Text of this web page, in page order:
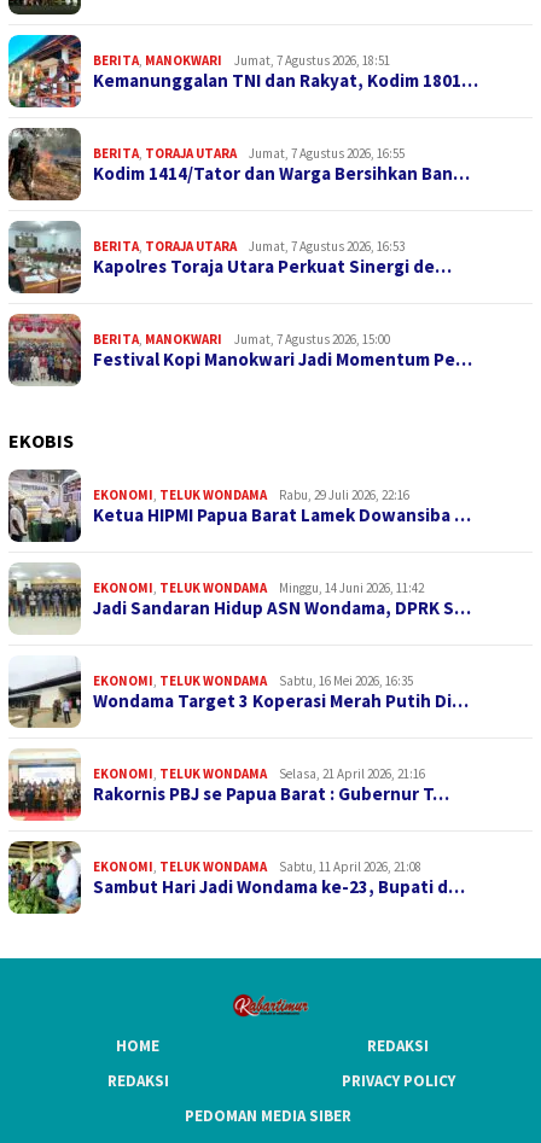
BERITA, MANOKWARI Jumat, 7 Agustus 2026, 18:51
Kemanunggalan TNI dan Rakyat, Kodim 1801…
BERITA, TORAJA UTARA Jumat, 7 Agustus 2026, 16:55
Kodim 1414/Tator dan Warga Bersihkan Ban…
BERITA, TORAJA UTARA Jumat, 7 Agustus 2026, 16:53
Kapolres Toraja Utara Perkuat Sinergi de…
BERITA, MANOKWARI Jumat, 7 Agustus 2026, 15:00
Festival Kopi Manokwari Jadi Momentum Pe…
EKOBIS
EKONOMI, TELUK WONDAMA Rabu, 29 Juli 2026, 22:16
Ketua HIPMI Papua Barat Lamek Dowansiba …
EKONOMI, TELUK WONDAMA Minggu, 14 Juni 2026, 11:42
Jadi Sandaran Hidup ASN Wondama, DPRK S…
EKONOMI, TELUK WONDAMA Sabtu, 16 Mei 2026, 16:35
Wondama Target 3 Koperasi Merah Putih Di…
EKONOMI, TELUK WONDAMA Selasa, 21 April 2026, 21:16
Rakornis PBJ se Papua Barat : Gubernur T…
EKONOMI, TELUK WONDAMA Sabtu, 11 April 2026, 21:08
Sambut Hari Jadi Wondama ke-23, Bupati d…
HOME
REDAKSI
REDAKSI
PRIVACY POLICY
PEDOMAN MEDIA SIBER